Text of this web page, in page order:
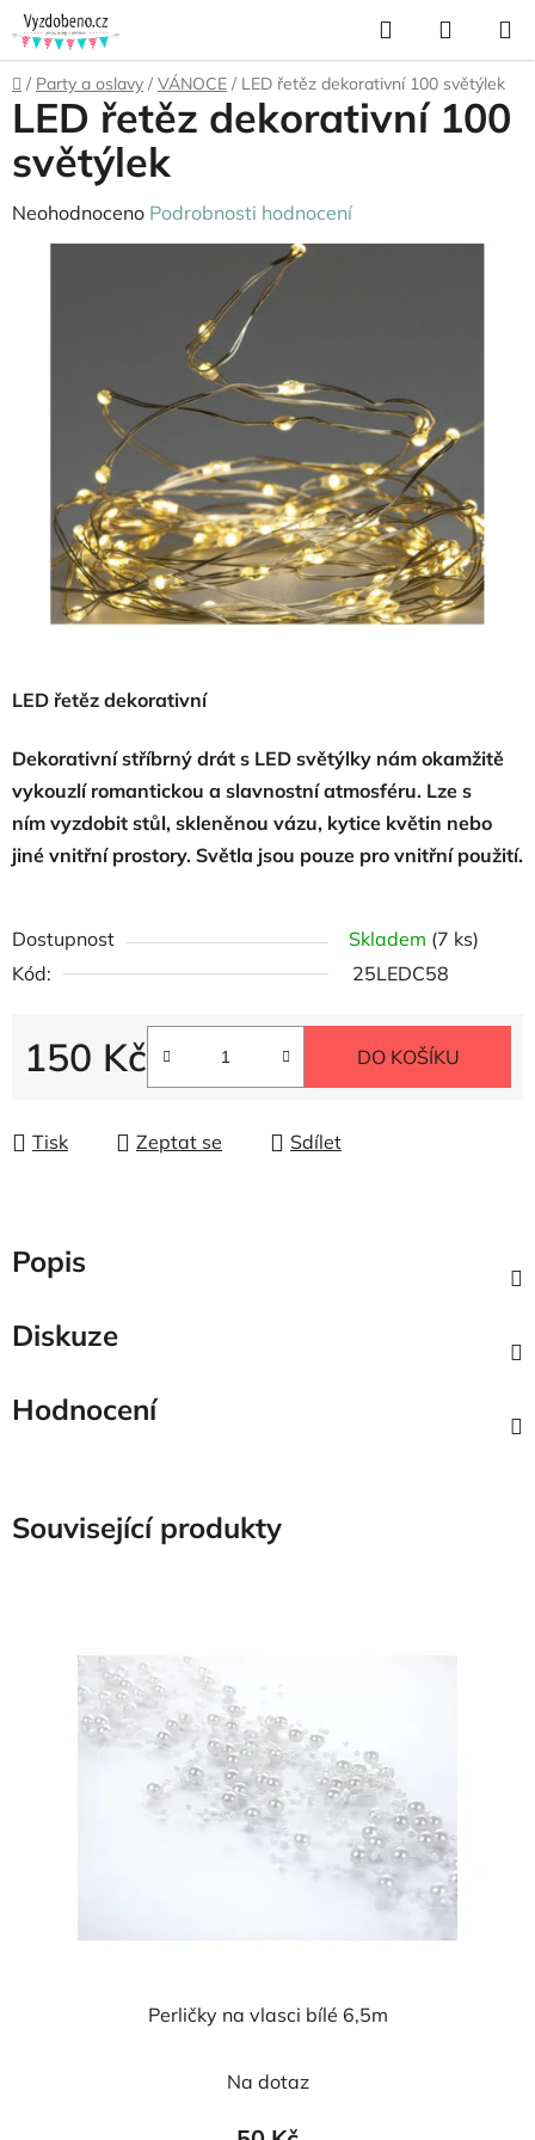
Přejít
na
obsah
Hledat
KOŠÍK
Domů
/ Party a oslavy / VÁNOCE / LED řetěz dekorativní 100 světýlek
LED řetěz dekorativní
Dekorativní stříbrný drát s LED světýlky nám okamžitě
vykouzlí romantickou a slavnostní atmosféru. Lze s
ním vyzdobit stůl, skleněnou vázu, kytice květin nebo
jiné vnitřní prostory. Světla jsou pouze pro vnitřní použití.
Dostupnost Skladem (7 ks)
Kód:
25LEDC58
150 Kč DO KOŠÍKU
Tisk Zeptat se Sdílet
LED řetěz dekorativní 100
světýlek
Průměrné
hodnocení
Neohodnoceno Podrobnosti hodnocení
Popis
Diskuze
Hodnocení
Související produkty
Perličky na vlasci bílé 6,5m
hodnocení
produktu
Na dotaz